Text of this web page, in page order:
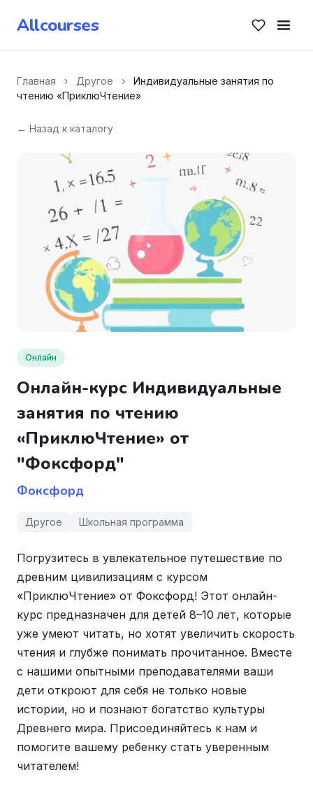
Allcourses
Главная › Другое ›
Индивидуальные занятия по
чтению «ПриклюЧтение»
← Назад к каталогу
Онлайн
Онлайн-курс Индивидуальные
занятия по чтению
«ПриклюЧтение» от
"Фоксфорд"
Фоксфорд
Другое Школьная программа
Погрузитесь в увлекательное путешествие по
древним цивилизациям с курсом
«ПриклюЧтение» от Фоксфорд! Этот онлайн-
курс предназначен для детей 8–10 лет, которые
уже умеют читать, но хотят увеличить скорость
чтения и глубже понимать прочитанное. Вместе
с нашими опытными преподавателями ваши
дети откроют для себя не только новые
истории, но и познают богатство культуры
Древнего мира. Присоединяйтесь к нам и
помогите вашему ребенку стать уверенным
читателем!